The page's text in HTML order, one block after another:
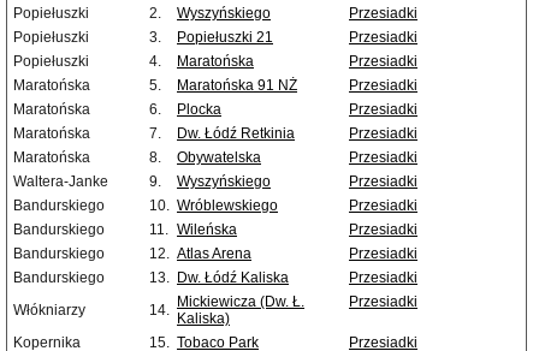
Popiełuszki
2. Wyszyńskiego
Przesiadki
Popiełuszki
3. Popiełuszki 21
Przesiadki
Popiełuszki
4. Maratońska
Przesiadki
Maratońska
5. Maratońska 91 NŻ
Przesiadki
Maratońska
6. Plocka
Przesiadki
Maratońska
7. Dw. Łódź Retkinia
Przesiadki
Maratońska
8. Obywatelska
Przesiadki
Waltera-Janke
9. Wyszyńskiego
Przesiadki
Bandurskiego
10. Wróblewskiego
Przesiadki
Bandurskiego
11. Wileńska
Przesiadki
Bandurskiego
12. Atlas Arena
Przesiadki
Bandurskiego
13. Dw. Łódź Kaliska
Przesiadki
Włókniarzy
14. Mickiewicza (Dw. Ł.
Kaliska)
Przesiadki
Kopernika 15. Tobaco Park
Przesiadki